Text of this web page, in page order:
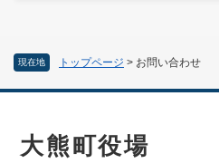
現在地 トップページ > お問い合わせ
大熊町役場